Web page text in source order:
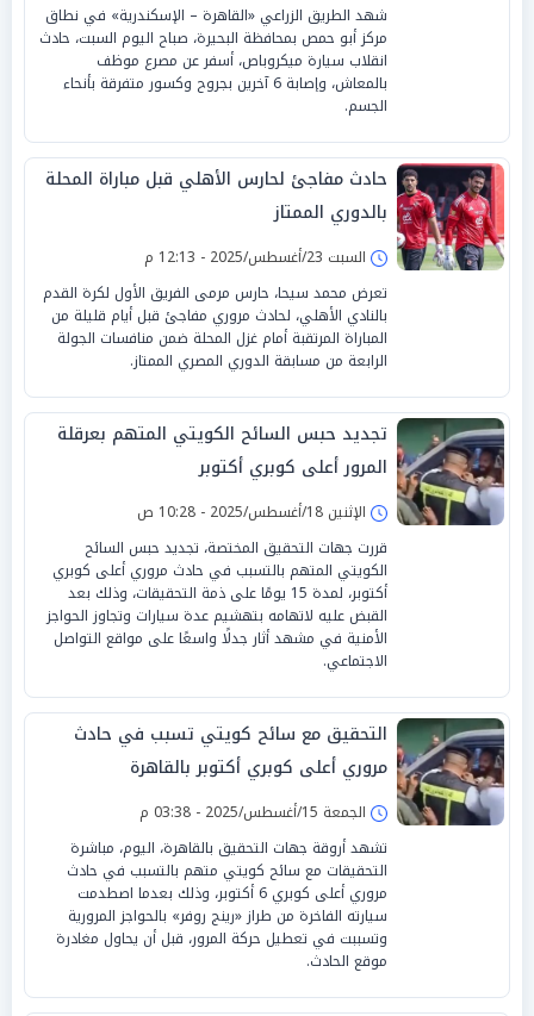
شهد الطريق الزراعي «القاهرة – الإسكندرية» في نطاق
مركز أبو حمص بمحافظة البحيرة، صباح اليوم السبت، حادث
انقلاب سيارة ميكروباص، أسفر عن مصرع موظف
بالمعاش، وإصابة 6 آخرين بجروح وكسور متفرقة بأنحاء
الجسم.
حادث مفاجئ لحارس الأهلي قبل مباراة المحلة
بالدوري الممتاز
السبت 23/أغسطس/2025 - 12:13 م
تعرض محمد سيحا، حارس مرمى الفريق الأول لكرة القدم
بالنادي الأهلي، لحادث مروري مفاجئ قبل أيام قليلة من
المباراة المرتقبة أمام غزل المحلة ضمن منافسات الجولة
الرابعة من مسابقة الدوري المصري الممتاز.
تجديد حبس السائح الكويتي المتهم بعرقلة
المرور أعلى كوبري أكتوبر
الإثنين 18/أغسطس/2025 - 10:28 ص
قررت جهات التحقيق المختصة، تجديد حبس السائح
الكويتي المتهم بالتسبب في حادث مروري أعلى كوبري
أكتوبر، لمدة 15 يومًا على ذمة التحقيقات، وذلك بعد
القبض عليه لاتهامه بتهشيم عدة سيارات وتجاوز الحواجز
الأمنية في مشهد أثار جدلًا واسعًا على مواقع التواصل
الاجتماعي.
التحقيق مع سائح كويتي تسبب في حادث
مروري أعلى كوبري أكتوبر بالقاهرة
الجمعة 15/أغسطس/2025 - 03:38 م
تشهد أروقة جهات التحقيق بالقاهرة، اليوم، مباشرة
التحقيقات مع سائح كويتي متهم بالتسبب في حادث
مروري أعلى كوبري 6 أكتوبر، وذلك بعدما اصطدمت
سيارته الفاخرة من طراز «رينج روفر» بالحواجز المرورية
وتسببت في تعطيل حركة المرور، قبل أن يحاول مغادرة
موقع الحادث.